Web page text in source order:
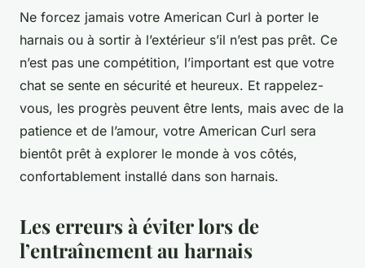
Ne forcez jamais votre American Curl à porter le
harnais ou à sortir à l’extérieur s’il n’est pas prêt. Ce
n’est pas une compétition, l’important est que votre
chat se sente en sécurité et heureux. Et rappelez-
vous, les progrès peuvent être lents, mais avec de la
patience et de l’amour, votre American Curl sera
bientôt prêt à explorer le monde à vos côtés,
confortablement installé dans son harnais.
Les erreurs à éviter lors de
l’entraînement au harnais